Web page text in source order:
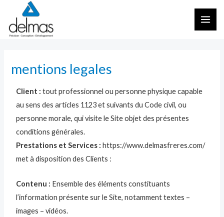
contenu
mentions legales
Client : tout professionnel ou personne physique capable
au sens des articles 1123 et suivants du Code civil, ou
personne morale, qui visite le Site objet des présentes
conditions générales.
Prestations et Services : https://www.delmasfreres.com/
met à disposition des Clients :
Contenu : Ensemble des éléments constituants
l’information présente sur le Site, notamment textes –
images – vidéos.